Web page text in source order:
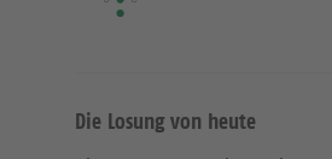
Die Losung von heute